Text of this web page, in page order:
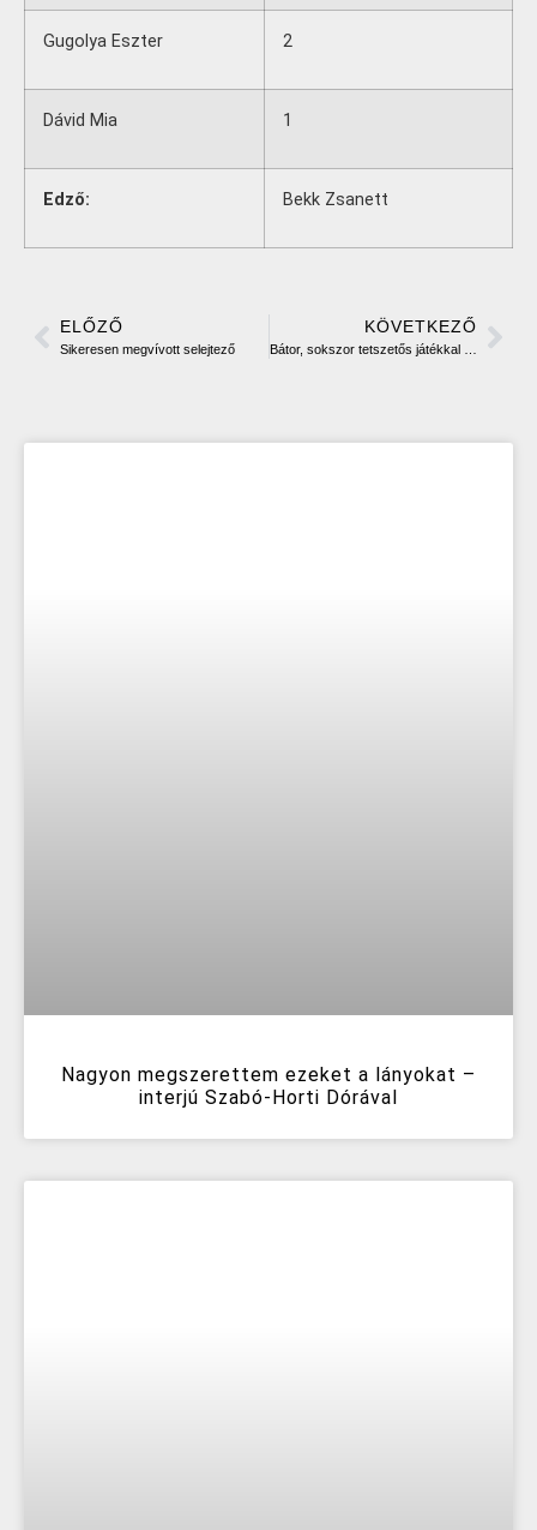
Gugolya Eszter 2
Dávid Mia 1
Edző: Bekk Zsanett
ELŐZŐ
Sikeresen megvívott selejtező
KÖVETKEZŐ
Nagyon megszerettem ezeket a lányokat –
interjú Szabó-Horti Dórával